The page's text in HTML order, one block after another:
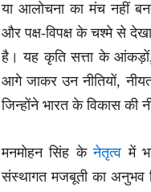
या आलोचना का मंच नहीं
और पक्ष-विपक्ष के चश्मे से
है। यह कृति सत्ता के आंकड़ों,
आगे जाकर उन नीतियों,
जिन्होंने भारत के विकास की
मनमोहन सिंह केनेतृत्व में
संस्थागत मजबूती का अनुभव